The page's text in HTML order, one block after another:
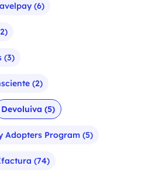
(6)
(3)
(2)
Devoluiva (5)
Adopters Program (5)
(74)